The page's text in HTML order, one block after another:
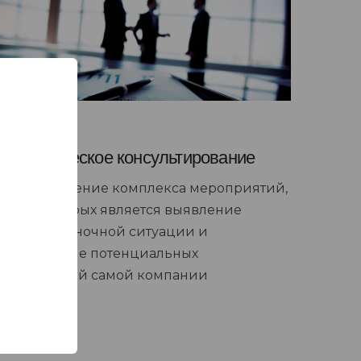
Стратегическое консультирование
Предоставление комплекса мероприятий,
целью которых является выявление
текущей рыночной ситуации и
определение потенциальных
потребностей самой компании